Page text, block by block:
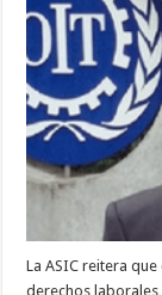
La ASIC reitera
derechos